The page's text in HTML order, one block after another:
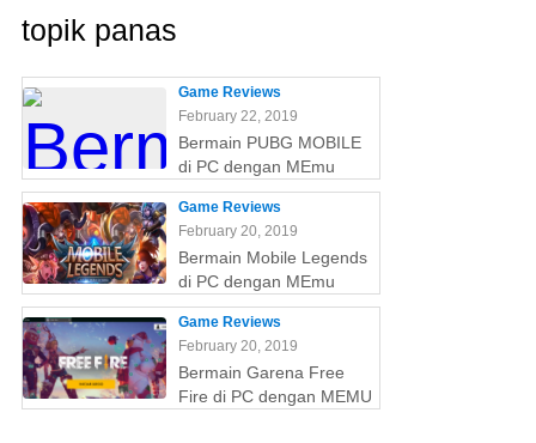
topik panas
Game Reviews
February 22, 2019
Bermain PUBG MOBILE
di PC dengan MEmu
Game Reviews
February 20, 2019
Bermain Mobile Legends
di PC dengan MEmu
Game Reviews
February 20, 2019
Bermain Garena Free
Fire di PC dengan MEMU